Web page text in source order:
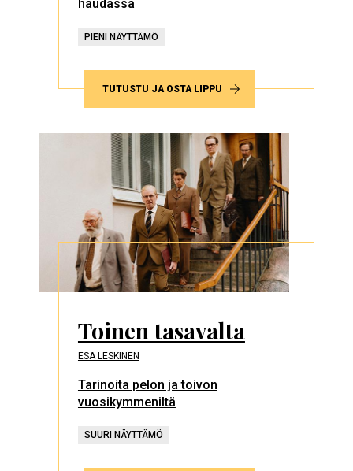
haudassa
PIENI NÄYTTÄMÖ
TUTUSTU JA OSTA LIPPU
Toinen tasavalta
ESA LESKINEN
Tarinoita pelon ja toivon
vuosikymmeniltä
SUURI NÄYTTÄMÖ